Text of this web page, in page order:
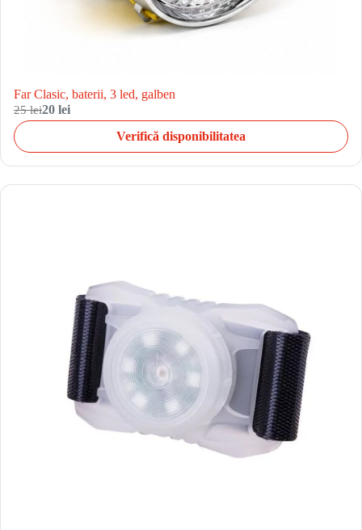
Far Clasic, baterii, 3 led, galben
25 lei20 lei
Verifică disponibilitatea